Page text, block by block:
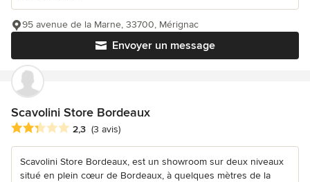
Envoyer un message
95 avenue de la Marne, 33700, Mérignac
Scavolini Store Bordeaux
Note moyenne : 2.3 étoiles sur 5
2,3 (3 avis)
Scavolini Store Bordeaux, est un showroom sur deux niveaux
situé en plein cœur de Bordeaux, à quelques mètres de la